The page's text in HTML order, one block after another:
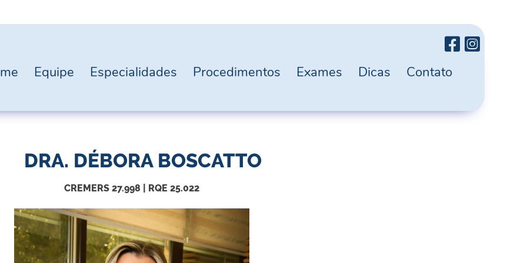
Equipe Especialidades Procedimentos Exames Dicas Contato
DRA. DÉBORA BOSCATTO
CREMERS 27.998 | RQE 25.022